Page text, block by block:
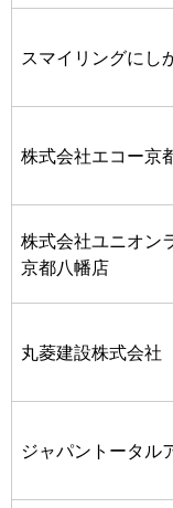
スマイリングにし
株式会社エコー京
株式会社ユニオン
京都八幡店
丸菱建設株式会社
ジャパントータル